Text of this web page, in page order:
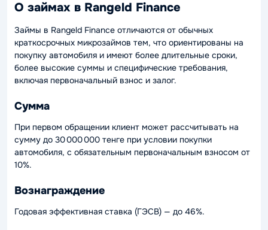
О займах в Rangeld Finance
Займы в Rangeld Finance отличаются от обычных
краткосрочных микрозаймов тем, что ориентированы на
покупку автомобиля и имеют более длительные сроки,
более высокие суммы и специфические требования,
включая первоначальный взнос и залог.
Сумма
При первом обращении клиент может рассчитывать на
сумму до 30 000 000 тенге при условии покупки
автомобиля, с обязательным первоначальным взносом от
10%.
Вознаграждение
Годовая эффективная ставка (ГЭСВ) — до 46%.